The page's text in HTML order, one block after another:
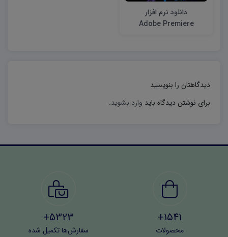
دانلود نرم افزار
Adobe Premiere
دیدگاهتان را بنویسید
برای نوشتن دیدگاه باید وارد بشوید.
1541+
محصولات
5323+
سفارش‌ها تکمیل شده